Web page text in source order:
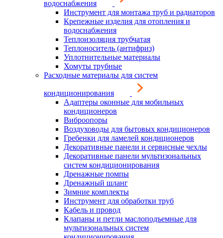
водоснабжения
Инструмент для монтажа труб и радиаторов
Крепежные изделия для отопления и
водоснабжения
Теплоизоляция трубчатая
Теплоноситель (антифриз)
Уплотнительные материалы
Хомуты трубные
Расходные материалы для систем
кондиционирования
Адаптеры оконные для мобильных
кондиционеров
Виброопоры
Воздуховоды для бытовых кондиционеров
Гребенки для ламелей кондиционеров
Декоративные панели и сервисные чехлы
Декоративные панели мультизональных
систем кондиционирования
Дренажные помпы
Дренажный шланг
Зимние комплекты
Инструмент для обработки труб
Кабель и провод
Клапаны и петли маслоподъемные для
мультизональных систем